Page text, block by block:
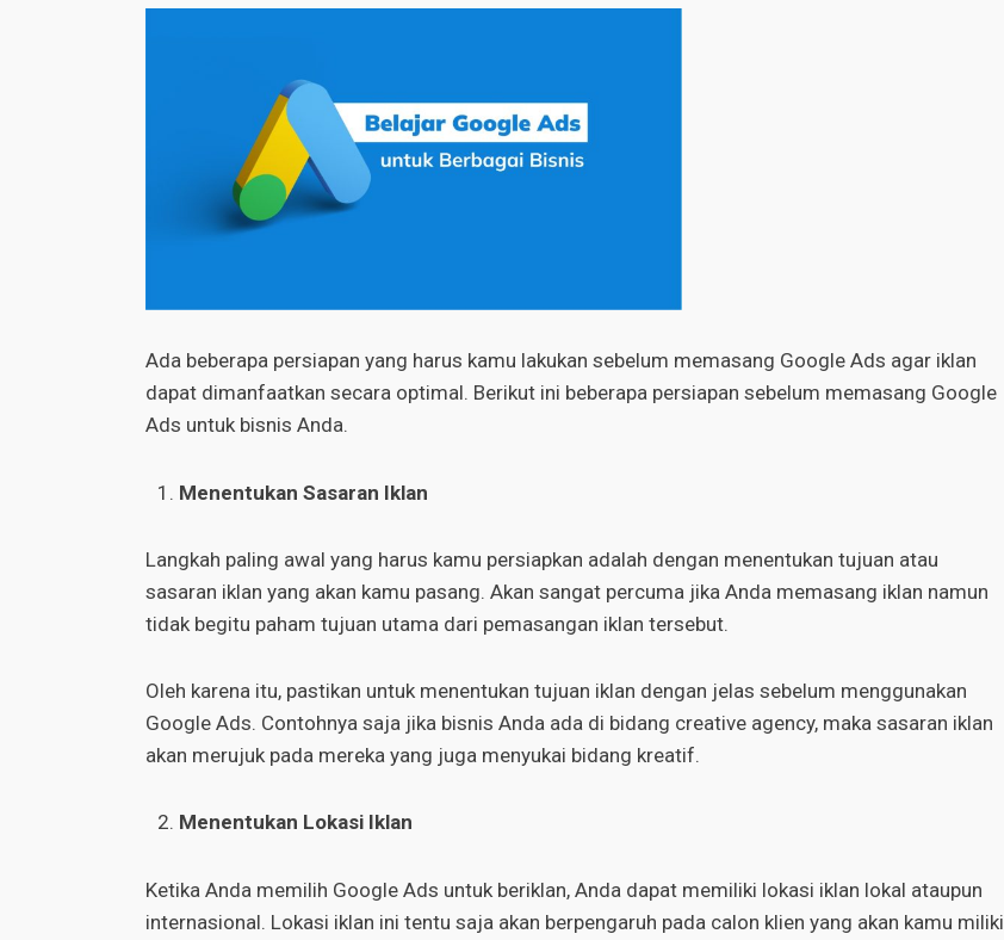
Ada beberapa persiapan yang harus kamu lakukan sebelum memasang Google Ads agar iklan
dapat dimanfaatkan secara optimal. Berikut ini beberapa persiapan sebelum memasang Google
Ads untuk bisnis Anda.
Menentukan Sasaran Iklan
Langkah paling awal yang harus kamu persiapkan adalah dengan menentukan tujuan atau
sasaran iklan yang akan kamu pasang. Akan sangat percuma jika Anda memasang iklan namun
tidak begitu paham tujuan utama dari pemasangan iklan tersebut.
Oleh karena itu, pastikan untuk menentukan tujuan iklan dengan jelas sebelum menggunakan
Google Ads. Contohnya saja jika bisnis Anda ada di bidang creative agency, maka sasaran iklan
akan merujuk pada mereka yang juga menyukai bidang kreatif.
Menentukan Lokasi Iklan
Ketika Anda memilih Google Ads untuk beriklan, Anda dapat memiliki lokasi iklan lokal ataupun
internasional. Lokasi iklan ini tentu saja akan berpengaruh pada calon klien yang akan kamu miliki